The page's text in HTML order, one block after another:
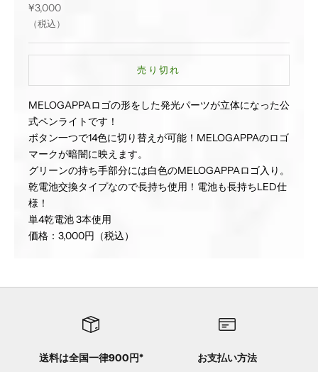
セール価格
¥3,000
（税込）
売り切れ
MELOGAPPAロゴの形をした発光パーツが立体になった公
式ペンライトです！
ボタン一つで14色に切り替えが可能！MELOGAPPAのロゴ
マークが暗闇に映えます。
グリーンの持ち手部分には白色のMELOGAPPAロゴ入り。
乾電池交換タイプなので長持ち使用！電池も長持ちLED仕
様！
単4乾電池 3本使用
価格：3,000円（税込）
送料は全国一律900円*
お支払い方法